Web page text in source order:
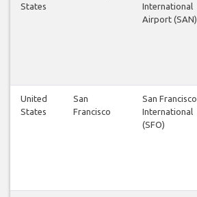
States
International
Airport (SAN)
United
States
San
Francisco
San Francisco
International
(SFO)